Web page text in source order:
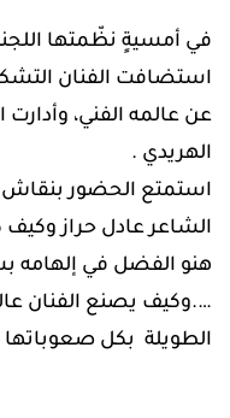
في أمسيةٍ نظّمتها
استضافت الفنان
عن عالمه الفني، وأدارت
الهريدي .
استمتع الحضور
الشاعر عادل حراز
هنو الفضل في إلهامه
….وكيف يصنع الفنان
الطويلة بكل صعوباتها